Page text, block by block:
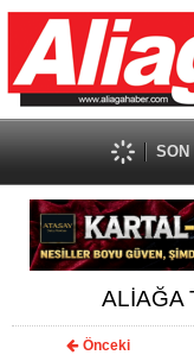
SON
ALİAĞA
Önceki